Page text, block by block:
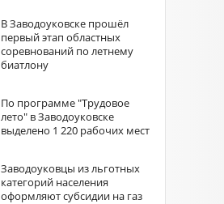
В Заводоуковске прошёл
первый этап областных
соревнований по летнему
биатлону
По программе "Трудовое
лето" в Заводоуковске
выделено 1 220 рабочих мест
Заводоуковцы из льготных
категорий населения
оформляют субсидии на газ